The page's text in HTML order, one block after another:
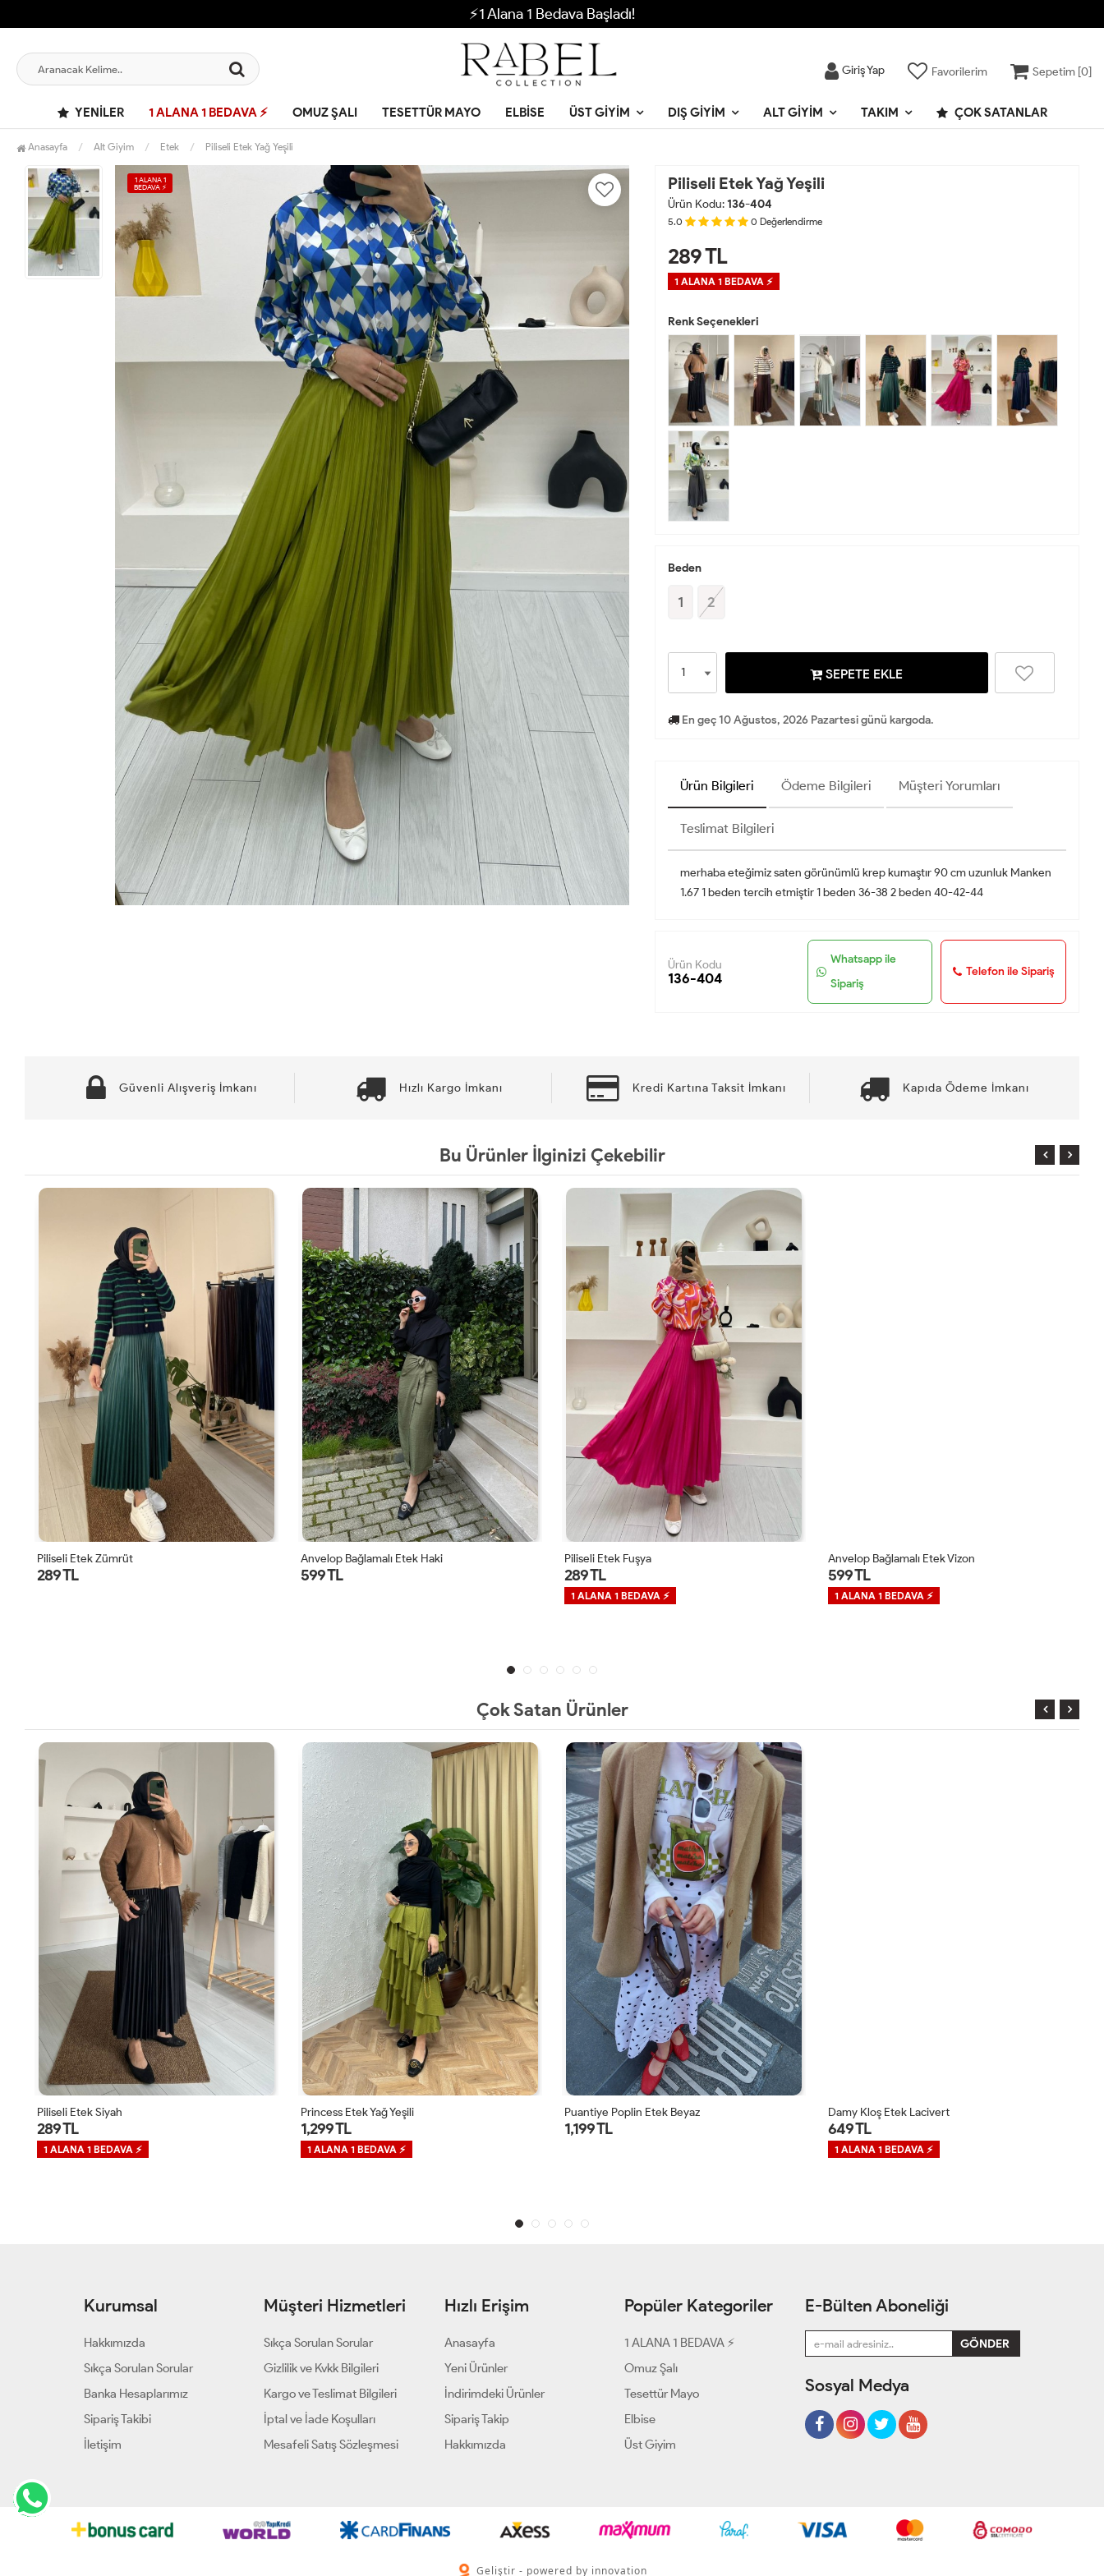
⚡1 Alana 1 Bedava Başladı!
Giriş Yap Favorilerim Sepetim [0]
YENILER 1 ALANA 1 BEDAVA ⚡ OMUZ ŞALI TESETTÜR MAYO ELBISE ÜST GIYIM DIŞ GIYIM ALT GIYIM TAKIM ÇOK SATANLAR
Anasayfa Alt Giyim Etek Piliseli Etek Yağ Yeşili
1 ALANA 1
BEDAVA ⚡
Piliseli Etek Yağ Yeşili
Ürün Kodu:136-404
5.0 0 Değerlendirme
289TL
1 ALANA 1 BEDAVA ⚡
Renk Seçenekleri
Beden
1 2
SEPETE EKLE
En geç 10 Ağustos, 2026 Pazartesi günü kargoda.
Ürün Bilgileri Ödeme Bilgileri Müşteri Yorumları
Teslimat Bilgileri
merhaba eteğimiz saten görünümlü krep kumaştır 90 cm uzunluk Manken
1.67 1 beden tercih etmiştir 1 beden 36-38 2 beden 40-42-44
Ürün Kodu
136-404
Whatsapp ile
Sipariş
Telefon ile Sipariş
Güvenli Alışveriş İmkanı Hızlı Kargo İmkanı Kredi Kartına Taksit İmkanı Kapıda Ödeme İmkanı
Bu Ürünler İlginizi Çekebilir
Piliseli Etek Zümrüt
289 TL
Anvelop Bağlamalı Etek Haki
599 TL
Piliseli Etek Fuşya
289 TL
1 ALANA 1 BEDAVA ⚡
Anvelop Bağlamalı Etek Vizon
599 TL
1 ALANA 1 BEDAVA ⚡
Çok Satan Ürünler
Piliseli Etek Siyah
289 TL
1 ALANA 1 BEDAVA ⚡
Princess Etek Yağ Yeşili
1,299 TL
1 ALANA 1 BEDAVA ⚡
Puantiye Poplin Etek Beyaz
1,199 TL
Damy Kloş Etek Lacivert
649 TL
1 ALANA 1 BEDAVA ⚡
Kurumsal
Hakkımızda
Sıkça Sorulan Sorular
Banka Hesaplarımız
Sipariş Takibi
İletişim
Müşteri Hizmetleri
Sıkça Sorulan Sorular
Gizlilik ve Kvkk Bilgileri
Kargo ve Teslimat Bilgileri
İptal ve İade Koşulları
Mesafeli Satış Sözleşmesi
Hızlı Erişim
Anasayfa
Yeni Ürünler
İndirimdeki Ürünler
Sipariş Takip
Hakkımızda
Popüler Kategoriler
1 ALANA 1 BEDAVA ⚡
Omuz Şalı
Tesettür Mayo
Elbise
Üst Giyim
E-Bülten Aboneliği
Sosyal Medya
Geliştir - powered by innovation